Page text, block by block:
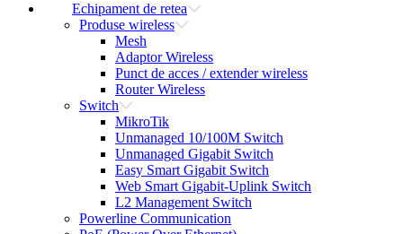
Echipament de retea
Produse wireless
Mesh
Adaptor Wireless
Punct de acces / extender wireless
Router Wireless
Switch
MikroTik
Unmanaged 10/100M Switch
Unmanaged Gigabit Switch
Easy Smart Gigabit Switch
Web Smart Gigabit-Uplink Switch
L2 Management Switch
Powerline Communication